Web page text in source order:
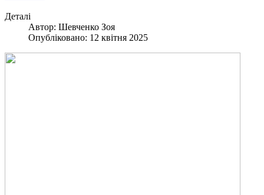
Деталі
Автор: Шевченко Зоя
Опубліковано: 12 квітня 2025